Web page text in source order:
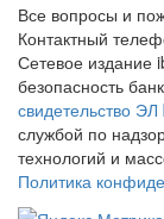
Все вопросы и
Контактный
Сетевое издание
безопасность
свидетельство
службой по
технологий и
Политика